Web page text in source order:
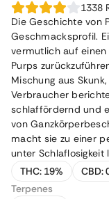
1338
Die Geschichte von
Geschmacksprofil.
vermutlich auf
Purps
Mischung aus
Verbraucher
schlaffördernd und
von
macht sie zu einer
unter Schlaflosigkeit
THC: 19% CBD:
Terpenes